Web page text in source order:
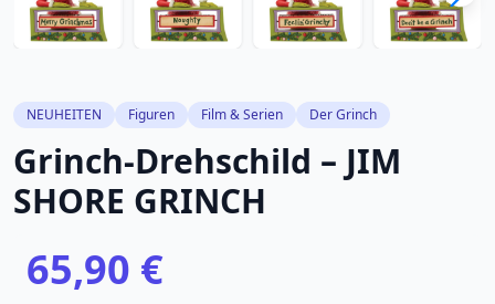
NEUHEITEN Figuren Film & Serien Der Grinch
Grinch-Drehschild – JIM
SHORE GRINCH
65,90 €